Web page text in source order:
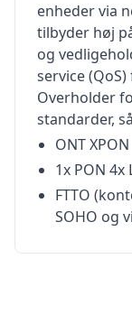
enheder via
tilbyder høj
og
service
Overholder
standarder,
ONT XPON
1x PON 4x
FTTO
SOHO og